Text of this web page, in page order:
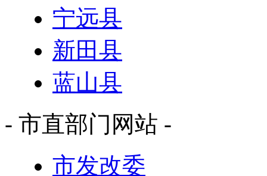
宁远县
新田县
蓝山县
- 市直部门网站 -
市发改委